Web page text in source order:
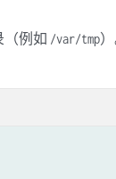
（例如 /var/tmp）